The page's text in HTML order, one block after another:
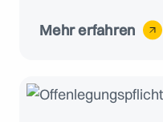
Mehr erfahren